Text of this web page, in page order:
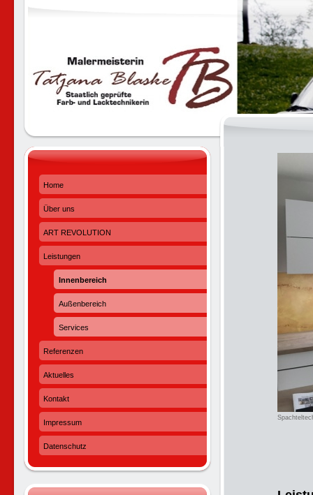
Home
Über uns
ART REVOLUTION
Leistungen
Innenbereich
Außenbereich
Services
Referenzen
Aktuelles
Kontakt
Impressum
Datenschutz